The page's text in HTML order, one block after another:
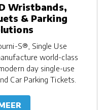
Wristbands,
& Parking
S®, Single Use
world-class
day single-use
Car Parking Tickets.